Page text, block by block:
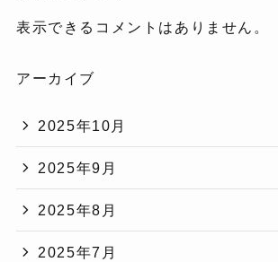
表示できるコメントはありません。
アーカイブ
2025年10月
2025年9月
2025年8月
2025年7月